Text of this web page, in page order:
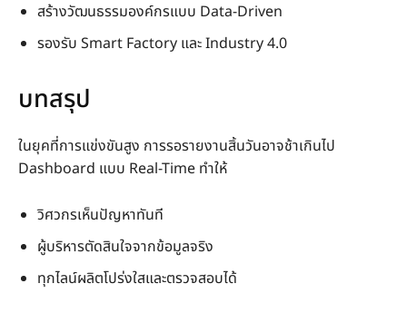
สร้างวัฒนธรรมองค์กรแบบ Data-Driven
รองรับ Smart Factory และ Industry 4.0
บทสรุป
ในยุคที่การแข่งขันสูง การรอรายงานสิ้นวันอาจช้าเกินไป
Dashboard แบบ Real-Time ทำให้
วิศวกรเห็นปัญหาทันที
ผู้บริหารตัดสินใจจากข้อมูลจริง
ทุกไลน์ผลิตโปร่งใสและตรวจสอบได้